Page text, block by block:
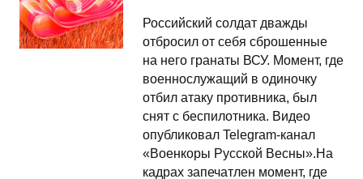
Российский солдат дважды
отбросил от себя сброшенные
на него гранаты ВСУ. Момент, где
военнослужащий в одиночку
отбил атаку противника, был
снят с беспилотника. Видео
опубликовал Telegram-канал
«Военкоры Русской Весны».На
кадрах запечатлен момент, где